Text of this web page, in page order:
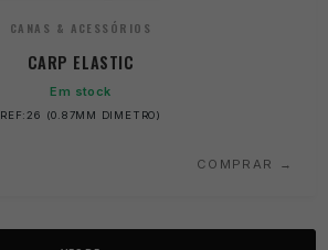
CANAS & ACESSÓRIOS
CARP ELASTIC
Em stock
REF:26 (0.87MM DIMETRO)
COMPRAR